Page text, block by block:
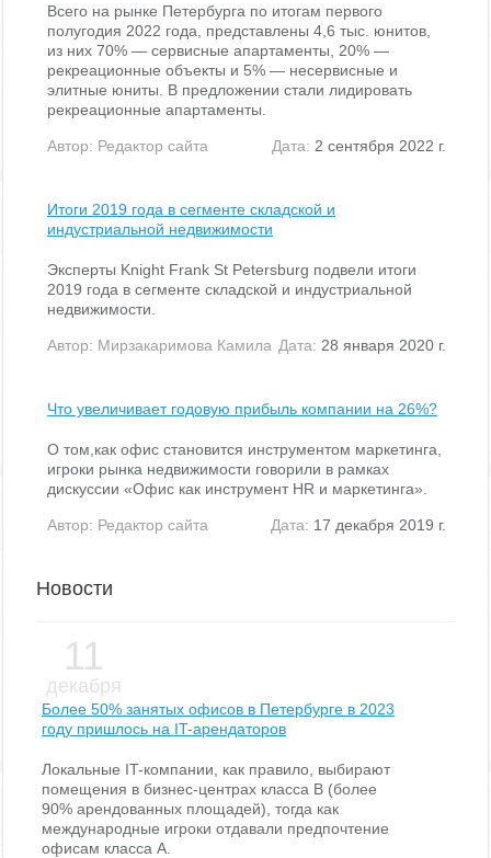
скрытых комиссий и платежей.
Обратите внимание, на фото показан пример возможной
отделки офиса.
Всего на рынке Петербурга по итогам первого
полугодия 2022 года, представлены 4,6 тыс. юнитов,
из них 70% — сервисные апартаменты, 20% —
рекреационные объекты и 5% — несервисные и
элитные юниты. В предложении стали лидировать
рекреационные апартаменты.
Автор: Редактор сайта Дата: 2 сентября 2022 г.
Итоги 2019 года в сегменте складской и
индустриальной недвижимости
Эксперты Knight Frank St Petersburg подвели итоги
2019 года в сегменте складской и индустриальной
недвижимости.
Автор: Мирзакаримова Камила Дата: 28 января 2020 г.
Что увеличивает годовую прибыль компании на 26%?
О том,как офис становится инструментом маркетинга,
игроки рынка недвижимости говорили в рамках
дискуссии «Офис как инструмент HR и маркетинга».
Автор: Редактор сайта Дата: 17 декабря 2019 г.
Новости
11
декабря
Более 50% занятых офисов в Петербурге в 2023
году пришлось на IT-арендаторов
Локальные IT-компании, как правило, выбирают
помещения в бизнес-центрах класса В (более
90% арендованных площадей), тогда как
международные игроки отдавали предпочтение
офисам класса А.